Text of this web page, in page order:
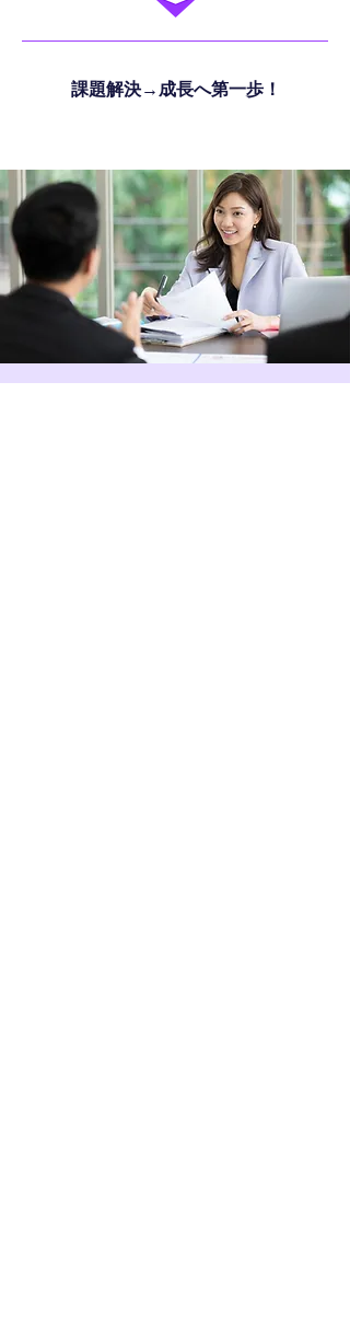
課題解決→成長へ第一歩！